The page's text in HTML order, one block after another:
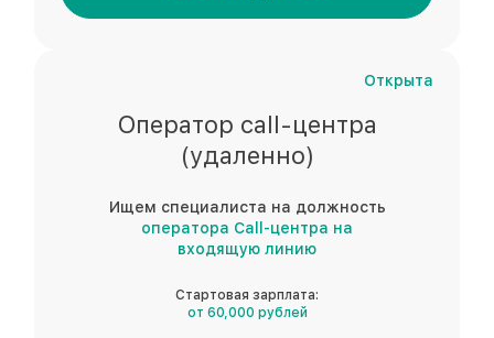
Открыта
Оператор call-центра
(удаленно)
Ищем специалиста на должность
оператора Call-центра на
входящую линию
Стартовая зарплата:
от 60,000 рублей